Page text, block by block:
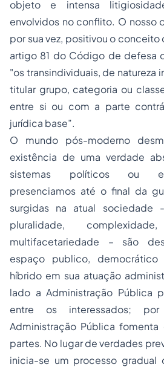
objeto e intensa
envolvidos no conflito. O nosso
por sua vez, positivou o
artigo 81 do Código de defesa
"os transindividuais, de natureza
titular grupo, categoria ou
entre si ou com a parte
jurídica base”.
O mundo pós-moderno
existência de uma verdade
sistemas políticos ou
presenciamos até o final da
surgidas na atual sociedade
pluralidade,
multifacetariedade – são
espaço publico,
híbrido em sua atuação
lado a Administração Pública
entre os interessados;
Administração Pública
partes. No lugar de verdades
inicia-se um processo gradual